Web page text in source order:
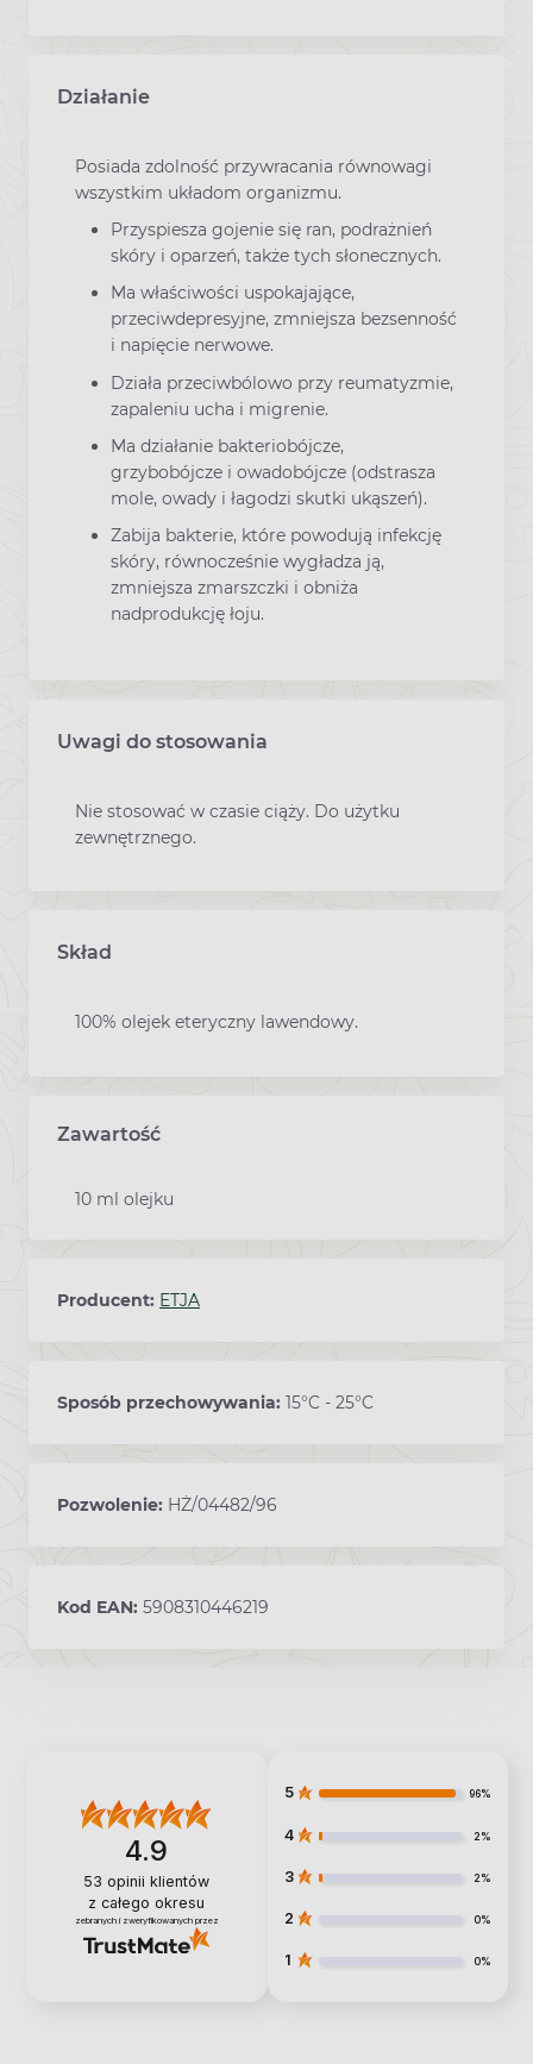
Działanie
Posiada zdolność przywracania równowagi
wszystkim układom organizmu.
Przyspiesza gojenie się ran, podrażnień
skóry i oparzeń, także tych słonecznych.
Ma właściwości uspokajające,
przeciwdepresyjne, zmniejsza bezsenność
i napięcie nerwowe.
Działa przeciwbólowo przy reumatyzmie,
zapaleniu ucha i migrenie.
Ma działanie bakteriobójcze,
grzybobójcze i owadobójcze (odstrasza
mole, owady i łagodzi skutki ukąszeń).
Zabija bakterie, które powodują infekcję
skóry, równocześnie wygładza ją,
zmniejsza zmarszczki i obniża
nadprodukcję łoju.
Uwagi do stosowania
Nie stosować w czasie ciąży. Do użytku
zewnętrznego.
Skład
100% olejek eteryczny lawendowy.
Zawartość
10 ml olejku
Producent: ETJA
Sposób przechowywania: 15°C - 25°C
Pozwolenie: HŻ/04482/96
Kod EAN: 5908310446219
4.9
53 opinii klientów
z całego okresu
zebranych i zweryfikowanych przez
5 96%
4 2%
3 2%
2 0%
1 0%